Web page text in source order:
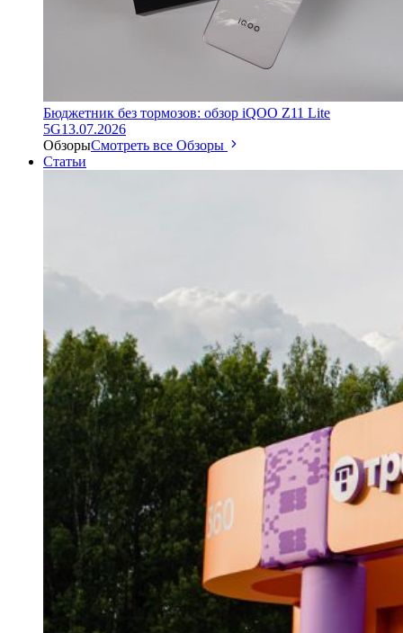
Бюджетник без тормозов: обзор iQOO Z11 Lite
5G13.07.2026
ОбзорыСмотреть все Обзоры
Статьи